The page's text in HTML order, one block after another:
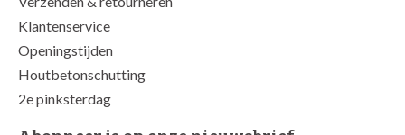
Klantenservice
Openingstijden
Houtbetonschutting
2e pinksterdag